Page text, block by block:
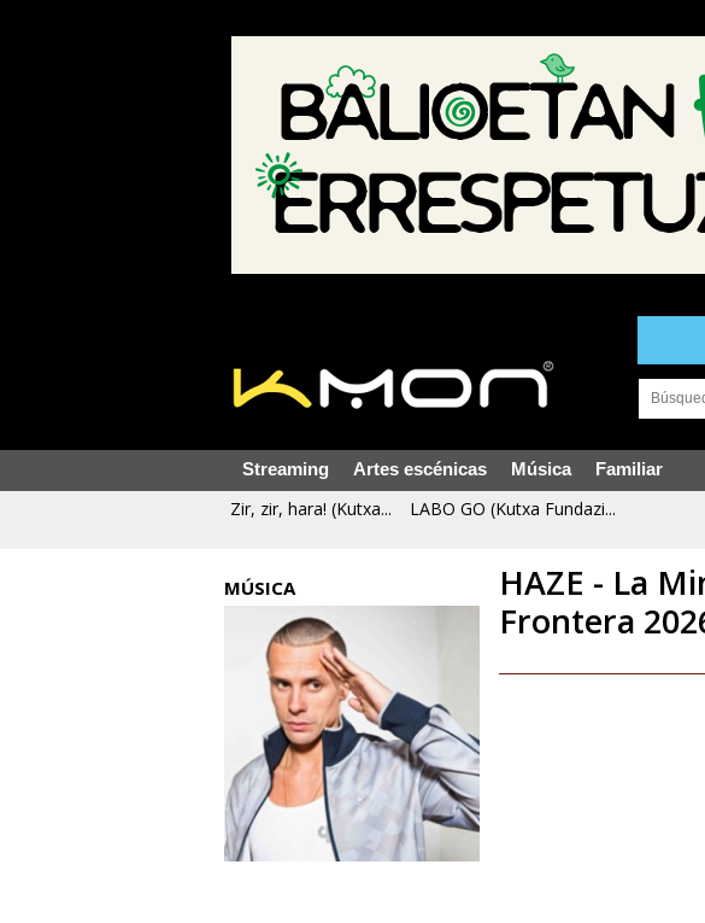
Streaming Artes escénicas Música Familiar
Zir, zir, hara! (Kutxa... LABO GO (Kutxa Fundazi...
MÚSICA
HAZE - La
Frontera